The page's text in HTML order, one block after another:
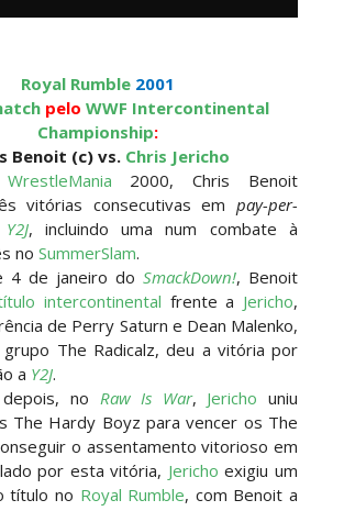
Royal Rumble2001
peloWWF Intercontinental
Championship:
Benoit (c) vs. Chris Jericho
WrestleMania 2000, Chris Benoit
vitórias consecutivas empay-per-
Y2J, incluindo uma num combate à
no SummerSlam.
4 de janeiro doSmackDown!, Benoit
intercontinental frente a Jericho,
de Perry Saturn e Dean Malenko,
The Radicalz, deu a vitória por
a Y2J.
no Raw Is War, Jericho uniu
The Hardy Boyz para vencer os The
o assentamento vitorioso em
por esta vitória, Jericho exigiu um
título no Royal Rumble, com Benoit a